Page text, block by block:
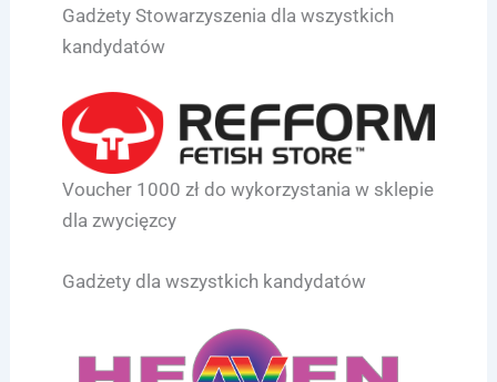
Gadżety Stowarzyszenia dla wszystkich
kandydatów
Voucher 1000 zł do wykorzystania w sklepie
dla zwycięzcy
Gadżety dla wszystkich kandydatów